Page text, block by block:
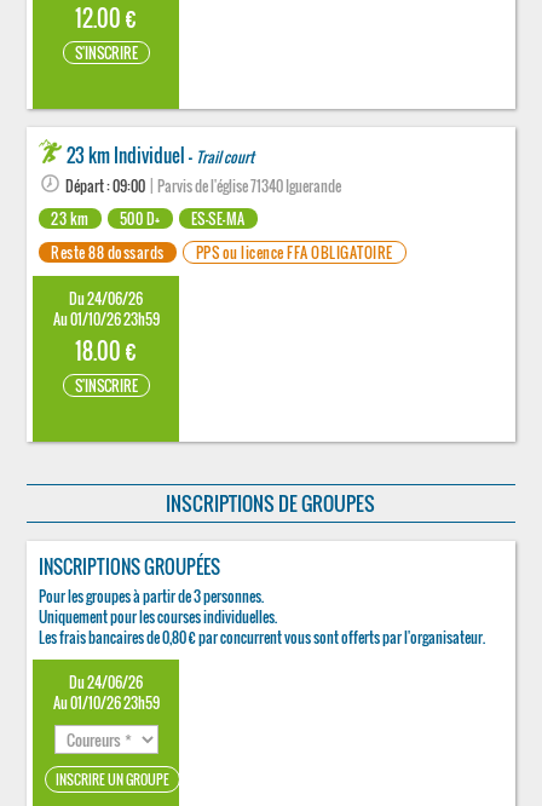
12.00 €
S'INSCRIRE
23 km Individuel - Trail court
Départ : 09:00 | Parvis de l'église 71340 Iguerande
23 km
500 D+
ES-SE-MA
Reste 88 dossards
PPS ou licence FFA OBLIGATOIRE
Du 24/06/26
Au 01/10/26 23h59
18.00 €
S'INSCRIRE
INSCRIPTIONS DE GROUPES
INSCRIPTIONS GROUPÉES
Pour les groupes à partir de 3 personnes.
Uniquement pour les courses individuelles.
Les frais bancaires de 0,80 € par concurrent vous sont offerts par l'organisateur.
Du 24/06/26
Au 01/10/26 23h59